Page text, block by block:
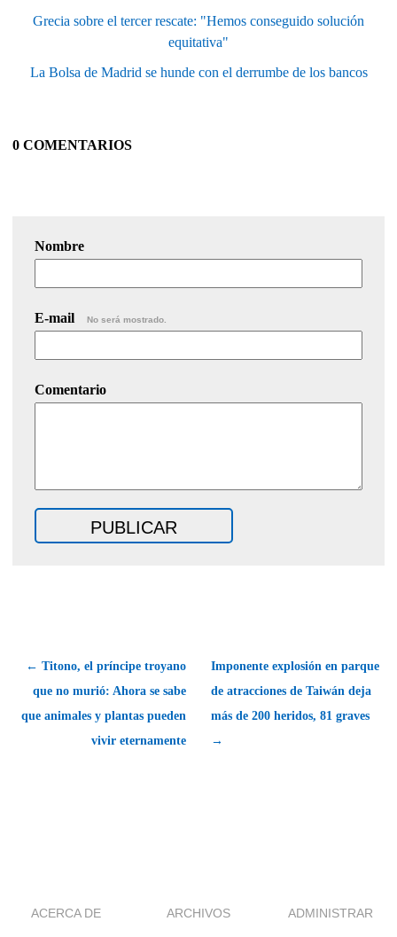
Grecia sobre el tercer rescate: "Hemos conseguido solución
equitativa"
La Bolsa de Madrid se hunde con el derrumbe de los bancos
0 COMENTARIOS
Nombre
E-mail No será mostrado.
Comentario
← Titono, el príncipe troyano
que no murió: Ahora se sabe
que animales y plantas pueden
vivir eternamente
Imponente explosión en parque
de atracciones de Taiwán deja
más de 200 heridos, 81 graves
→
ACERCA DE ARCHIVOS ADMINISTRAR